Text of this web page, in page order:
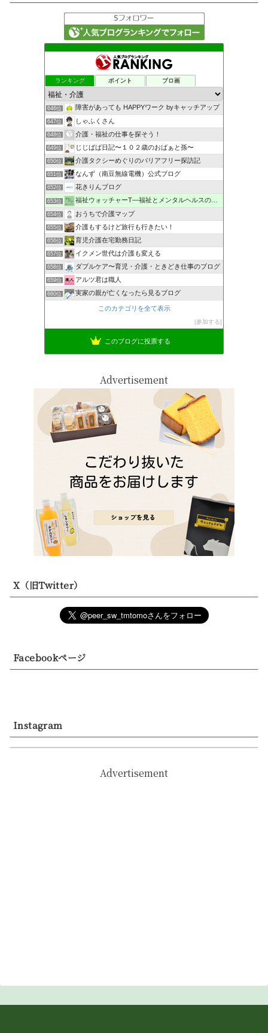
ランキング ポイント ブロ画
646位 障害があっても HAPPYワーク byキャッチアップ
647位 しゃふくさん
648位 介護・福祉の仕事を探そう！
649位 じじばば日記〜１０２歳のおばぁと孫〜
650位 介護タクシーめぐりのバリアフリー探訪記
651位 なんず（南豆無線電機）公式ブログ
652位 花きりんブログ
653位 福祉ウォッチャーT―福祉とメンタルヘルスの解説・研究ブログ
654位 おうちで介護マップ
655位 介護もするけど旅行も行きたい！
656位 育児介護在宅勤務日記
657位 イクメン世代は介護も変える
658位 ダブルケア〜育児・介護・ときどき仕事のブログ
659位 アルツ君は職人
660位 実家の親が亡くなったら見るブログ
このカテゴリを全て表示
参加する
このブログに投票する
Advertisement
X（旧Twitter）
Facebookページ
Instagram
Advertisement